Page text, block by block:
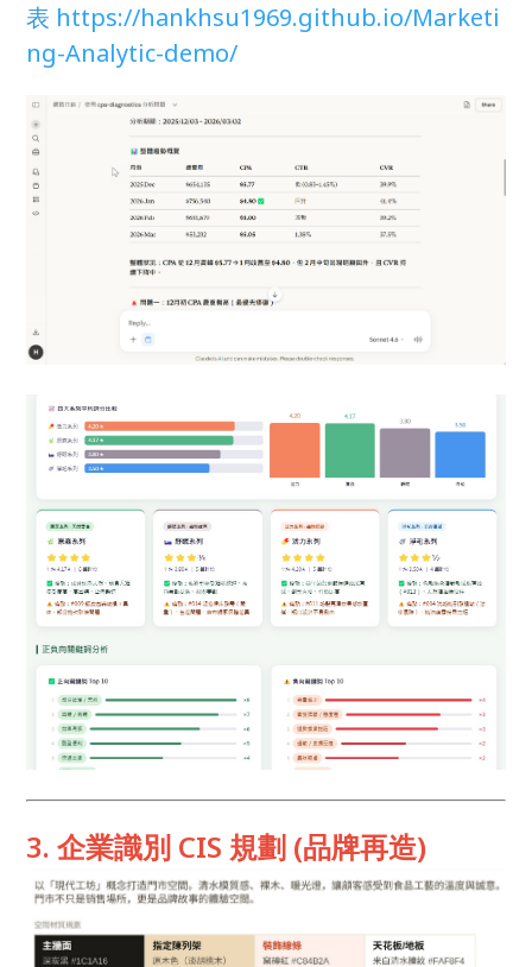
表 https://hankhsu1969.github.io/Marketi
ng-Analytic-demo/
3. 企業識別 CIS 規劃 (品牌再造)